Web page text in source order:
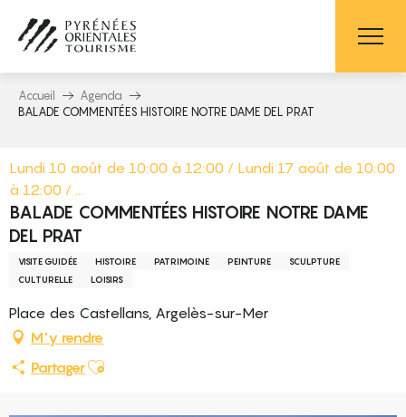
contenu
principal
Accueil
Agenda
BALADE COMMENTÉES HISTOIRE NOTRE DAME DEL PRAT
Lundi 10 août de 10:00 à 12:00 / Lundi 17 août de 10:00
à 12:00 / ...
BALADE COMMENTÉES HISTOIRE NOTRE DAME
DEL PRAT
VISITE GUIDÉE HISTOIRE PATRIMOINE PEINTURE
SCULPTURE
CULTURELLE
LOISIRS
Place des Castellans, Argelès-sur-Mer
M'y rendre
PartagerAjouter aux favoris